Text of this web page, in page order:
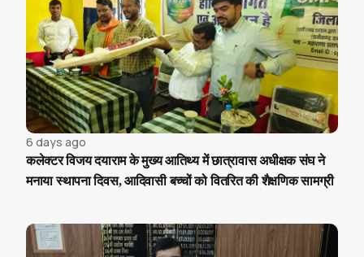
6 days ago
कलेक्टर विजय दयाराम के मुख्य आतिथ्य में छात्रावास अधीक्षक संघ ने
मनाया स्थापना दिवस, आदिवासी बच्चों को वितरित की शैक्षणिक सामग्री